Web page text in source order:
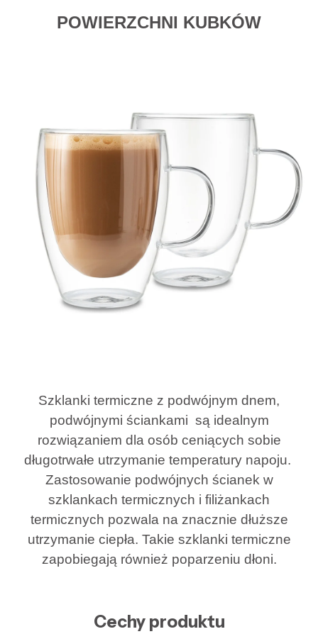
POWIERZCHNI KUBKÓW
Szklanki termiczne z podwójnym dnem,
podwójnymi ściankami są idealnym
rozwiązaniem dla osób ceniących sobie
długotrwałe utrzymanie temperatury napoju.
Zastosowanie podwójnych ścianek w
szklankach termicznych i filiżankach
termicznych pozwala na znacznie dłuższe
utrzymanie ciepła. Takie szklanki termiczne
zapobiegają również poparzeniu dłoni.
Cechy produktu